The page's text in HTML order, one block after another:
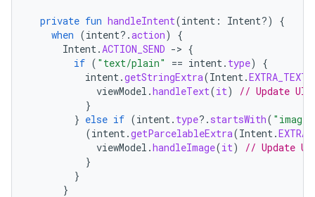
private fun handleIntent(intent : Intent?)
{
when (intent?.action)
{
Intent.ACTION_SEND -> {
if ( "text/plain" == intent. type)
{
intent.getStringExtra(Intent.EXTRA_TEXT
viewModel .handleText(it)
// Update UI
}
} else if (intent. type?. startsWith(
(intent.getParcelableExtra(Intent.
viewModel .handleImage(it)
// Update
}
}
}